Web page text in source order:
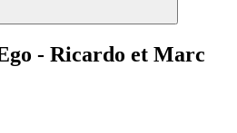
- Ricardo et Marc